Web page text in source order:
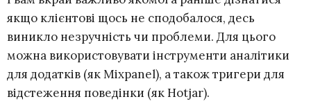
якщо клієнтові щось не сподобалося, десь
виникло незручність чи проблеми. Для цього
можна використовувати інструменти аналітики
для додатків (як Mixpanel), а також тригери для
відстеження поведінки (як Hotjar).